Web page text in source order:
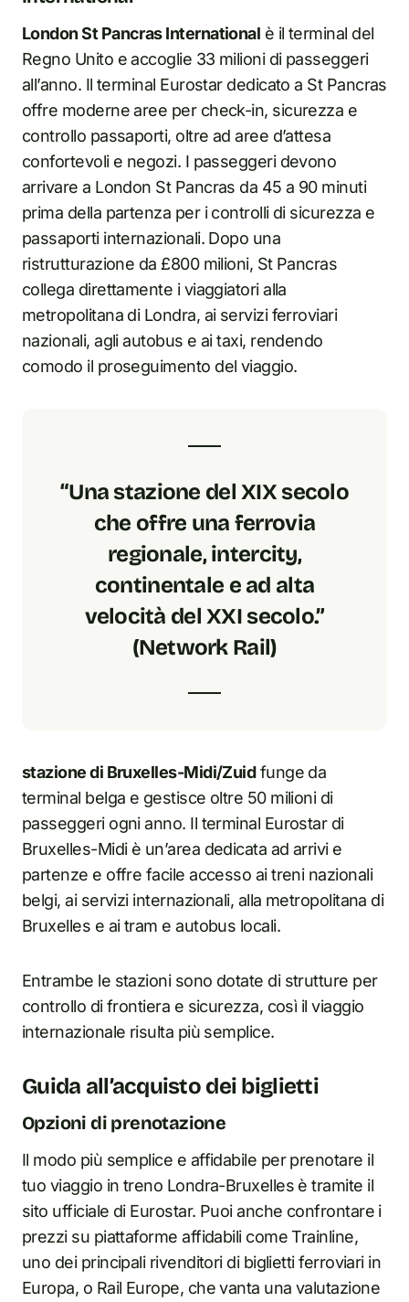
London St Pancras International è il terminal del
Regno Unito e accoglie 33 milioni di passeggeri
all’anno. Il terminal Eurostar dedicato a St Pancras
offre moderne aree per check-in, sicurezza e
controllo passaporti, oltre ad aree d’attesa
confortevoli e negozi. I passeggeri devono
arrivare a London St Pancras da 45 a 90 minuti
prima della partenza per i controlli di sicurezza e
passaporti internazionali. Dopo una
ristrutturazione da £800 milioni, St Pancras
collega direttamente i viaggiatori alla
metropolitana di Londra, ai servizi ferroviari
nazionali, agli autobus e ai taxi, rendendo
comodo il proseguimento del viaggio.
“Una stazione del XIX secolo
che offre una ferrovia
regionale, intercity,
continentale e ad alta
velocità del XXI secolo.”
(Network Rail)
stazione di Bruxelles-Midi/Zuidfunge da
terminal belga e gestisce oltre 50 milioni di
passeggeri ogni anno. Il terminal Eurostar di
Bruxelles-Midi è un’area dedicata ad arrivi e
partenze e offre facile accesso ai treni nazionali
belgi, ai servizi internazionali, alla metropolitana di
Bruxelles e ai tram e autobus locali.
Entrambe le stazioni sono dotate di strutture per
controllo di frontiera e sicurezza, così il viaggio
internazionale risulta più semplice.
Guida all’acquisto dei biglietti
Opzioni di prenotazione
Il modo più semplice e affidabile per prenotare il
tuo viaggio in treno Londra-Bruxelles è tramite il
sito ufficiale di Eurostar. Puoi anche confrontare i
prezzi su piattaforme affidabili come Trainline,
uno dei principali rivenditori di biglietti ferroviari in
Europa, o Rail Europe, che vanta una valutazione